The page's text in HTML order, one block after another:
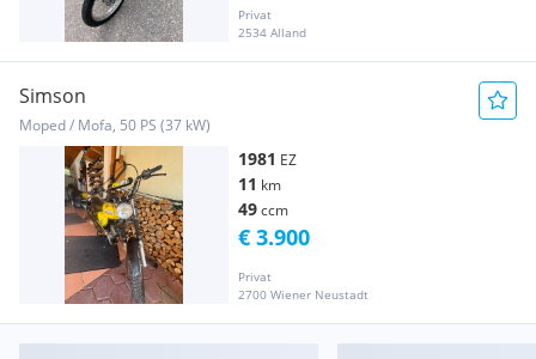
Privat
2534 Alland
Simson
Moped / Mofa, 50 PS (37 kW)
1981 EZ
11 km
49ccm
Privat
2700 Wiener Neustadt
€ 3.900